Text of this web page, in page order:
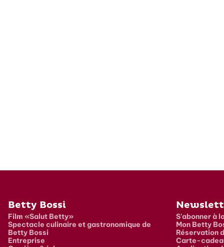
Pied de page
Betty Bossi
Film «Salut Betty»
Spectacle culinaire et gastronomique de
Betty Bossi
Entreprise
S'abonner à
Mon Betty
Réservation
Carte-